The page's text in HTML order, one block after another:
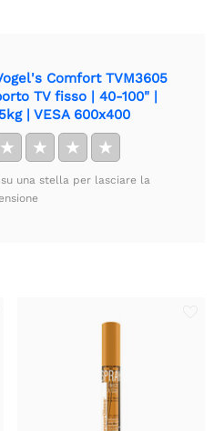
Comfort TVM3605
TV fisso | 40-100" |
| VESA 600x400
★ ★ ★ ★
una stella per lasciare la